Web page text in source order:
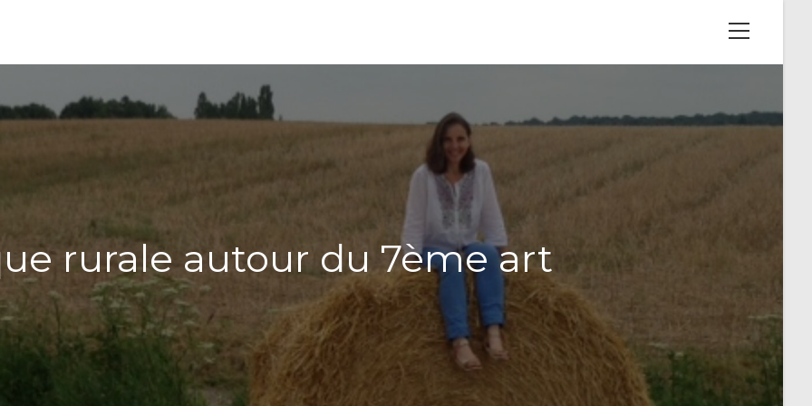
View
rurale autour du 7ème art